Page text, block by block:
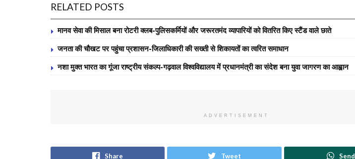
RELATED POSTS
मानव सेवा की मिसाल बना रोटरी क्लब-पुलिसकर्मियों और जरूरतमंद व्यापारियों को वितरित किए स्टैंड वाले छाते
जनता की चौखट पर पहुंचा प्रशासन-जिलाधिकारी की सख्ती से शिकायतों का त्वरित समाधान
नशा मुक्त भारत का गूंजा राष्ट्रीय संकल्प-गढ़वाल विश्वविद्यालय में प्रधानमंत्री का संदेश बना युवा जागरण का आह्वान
ADVERTISEMENT
Share Tweet Send